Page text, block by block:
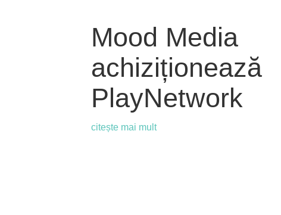
Mood Media
achiziționează
PlayNetwork
citește mai mult